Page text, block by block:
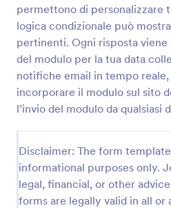
permettono di personalizzare
logica condizionale può
pertinenti. Ogni risposta
del modulo per la tua data
notifiche email in tempo
incorporare il modulo sul sito
l’invio del modulo da qualsiasi
Disclaimer: The form
informational purposes only.
legal, financial, or other
forms are legally valid in all or
Raccogli autorizzazioni per
Modulo di autorizzazione dei
scolastica di Jotform, utile a
gestire consensi e
modulo online.
Go to Category:
Moduli di Consenso
Usa